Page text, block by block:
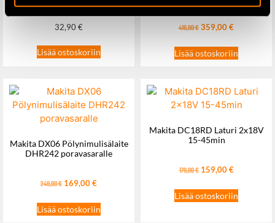
mm
32,90€
Lisää ostoskoriin
35mm 18V runko
416,00€359,00€
Lisää ostoskoriin
Makita DX06 Pölynimulisälaite
DHR242 poravasaralle
249,00€ 169,00€
Lisää ostoskoriin
Makita DC18RD Laturi 2x18V
15-45min
170,00€ 159,00€
Lisää ostoskoriin